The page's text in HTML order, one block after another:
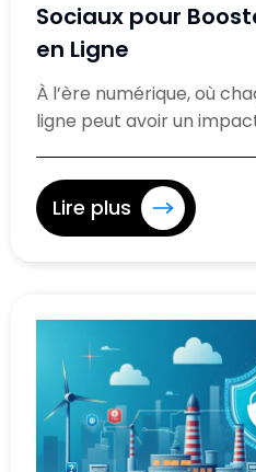
Sociaux pour
en Ligne
À l’ère numérique, où
ligne peut avoir un
Lire plus